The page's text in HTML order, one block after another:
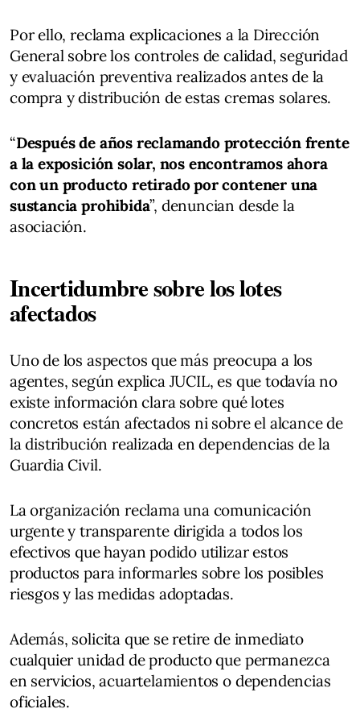
Por ello, reclama explicaciones a la Dirección
General sobre los controles de calidad, seguridad
y evaluación preventiva realizados antes de la
compra y distribución de estas cremas solares.
“Después de años reclamando protección frente
a la exposición solar, nos encontramos ahora
con un producto retirado por contener una
sustancia prohibida”, denuncian desde la
asociación.
Incertidumbre sobre los lotes
afectados
Uno de los aspectos que más preocupa a los
agentes, según explica JUCIL, es que todavía no
existe información clara sobre qué lotes
concretos están afectados ni sobre el alcance de
la distribución realizada en dependencias de la
Guardia Civil.
La organización reclama una comunicación
urgente y transparente dirigida a todos los
efectivos que hayan podido utilizar estos
productos para informarles sobre los posibles
riesgos y las medidas adoptadas.
Además, solicita que se retire de inmediato
cualquier unidad de producto que permanezca
en servicios, acuartelamientos o dependencias
oficiales.